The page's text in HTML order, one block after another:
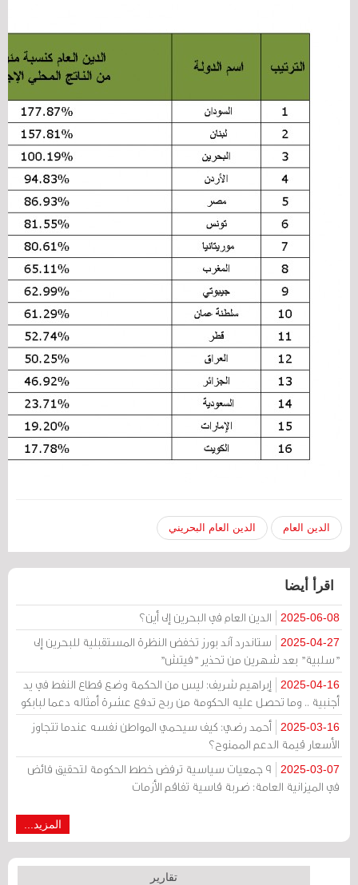
الدين العام الدين العام البحريني
اقرأ أيضا
2025-06-08 الدين العام في البحرين إلى أين؟
2025-04-27
ستاندرد آند بورز تخفض النظرة المستقبلية للبحرين إلى
"سلبية" بعد شهرين من تحذير "فيتش"
2025-04-16
إبراهيم شريف: ليس من الحكمة وضع قطاع النفط في يد
أجنبية .. وما تحصل عليه الحكومة من ربح تدفع عشرة أمثاله دعما لبابكو
2025-03-16
أحمد رضي: كيف سيحمي المواطن نفسه عندما تتجاوز
الأسعار قيمة الدعم الممنوح؟
2025-03-07
9 جمعيات سياسية ترفض خطط الحكومة لتحقيق فائض
في الميزانية العامة: ضربة قاسية تفاقم الأزمات
المزيد...
تقارير